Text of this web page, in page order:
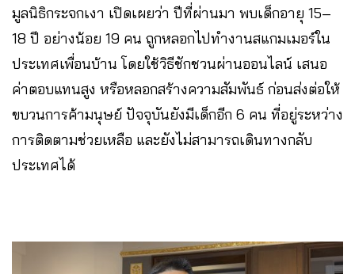
มูลนิธิกระจกเงา เปิดเผยว่า ปีที่ผ่านมา พบเด็กอายุ 15–
18 ปี อย่างน้อย 19 คน ถูกหลอกไปทำงานสแกมเมอร์ใน
ประเทศเพื่อนบ้าน โดยใช้วิธีชักชวนผ่านออนไลน์ เสนอ
ค่าตอบแทนสูง หรือหลอกสร้างความสัมพันธ์ ก่อนส่งต่อให้
ขบวนการค้ามนุษย์ ปัจจุบันยังมีเด็กอีก 6 คน ที่อยู่ระหว่าง
การติดตามช่วยเหลือ และยังไม่สามารถเดินทางกลับ
ประเทศได้